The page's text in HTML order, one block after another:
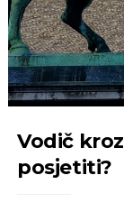
Vodič
posjetiti?